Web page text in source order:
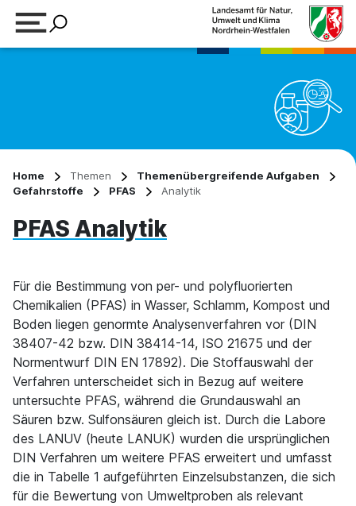
Home Themen
Themenübergreifende Aufgaben
Gefahrstoffe
PFAS Analytik
PFAS Analytik
Für die Bestimmung von per- und polyfluorierten
Chemikalien (PFAS) in Wasser, Schlamm, Kompost und
Boden liegen genormte Analysenverfahren vor (DIN
38407-42 bzw. DIN 38414-14, ISO 21675 und der
Normentwurf DIN EN 17892). Die Stoffauswahl der
Verfahren unterscheidet sich in Bezug auf weitere
untersuchte PFAS, während die Grundauswahl an
Säuren bzw. Sulfonsäuren gleich ist. Durch die Labore
des LANUV (heute LANUK) wurden die ursprünglichen
DIN Verfahren um weitere PFAS erweitert und umfasst
die in Tabelle 1 aufgeführten Einzelsubstanzen, die sich
für die Bewertung von Umweltproben als relevant